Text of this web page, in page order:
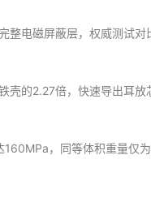
电磁屏蔽层，权威测试对
的2.27倍，快速导出耳
，同等体积重量仅